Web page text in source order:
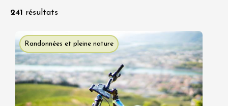
241 résultats
Randonnées et pleine nature